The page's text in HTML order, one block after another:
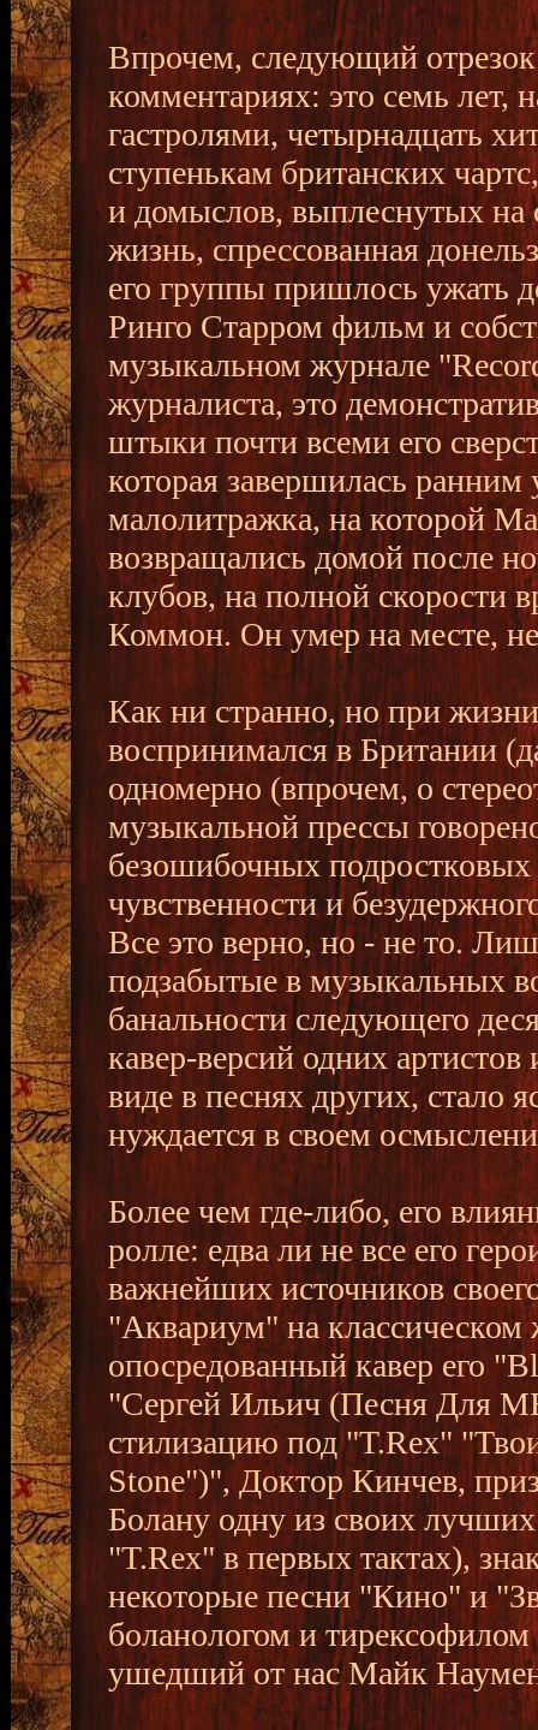
Впрочем, следующий
комментариях: это семь
гастролями, четырнадцать
ступенькам британских
и домыслов, выплеснутых на
жизнь, спрессованная
его группы пришлось ужать
Ринго Старром фильм и
музыкальном журнале
журналиста, это
штыки почти всеми его
которая завершилась ранним
малолитражка, на которой
возвращались домой после
клубов, на полной скорости
Коммон. Он умер на месте,
Как ни странно, но при
воспринимался в Британии
одномерно (впрочем, о
музыкальной прессы
безошибочных
чувственности и
Все это верно, но - не то.
подзабытые в музыкальных
банальности следующего
кавер-версий одних
виде в песнях других,
нуждается в своем
Более чем где-либо, его
ролле: едва ли не все его
важнейших источников
"Аквариум" на классическом
опосредованный кавер его
"Сергей Ильич (Песня Для
стилизацию под "T.Rex"
Stone")", Доктор Кинчев,
Болану одну из своих
"T.Rex" в первых тактах),
некоторые песни "Кино" и
боланологом и
ушедший от нас Майк